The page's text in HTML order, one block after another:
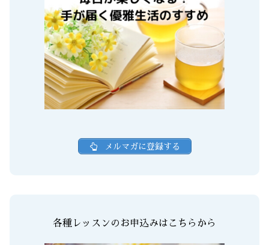
メルマガに登録する
各種レッスンのお申込みはこちらから